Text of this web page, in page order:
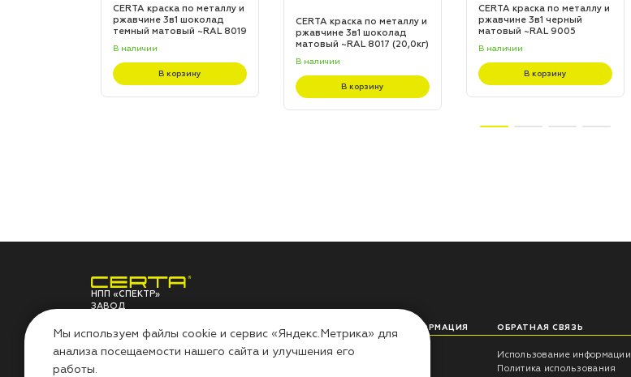
CERTA краска по металлу и
ржавчине 3в1 шоколад
темный матовый ~RAL 8019
В наличии
В корзину
CERTA краска по металлу и
ржавчине 3в1 шоколад
матовый ~RAL 8017 (20,0кг)
В наличии
В корзину
CERTA краска по металлу и
ржавчине 3в1 черный
матовый ~RAL 9005
В наличии
В корзину
НПП «СПЕКТР»
ЗАВОД
МАТЕРИАЛОВ
О ЗАВОДЕ
НПП «СПЕКТР»
ПОЛЕЗНАЯ ИНФОРМАЦИЯ
Советы технолога
ОБРАТНАЯ СВЯЗЬ
Использование информации
Политика использования
Мы используем файлы cookie и сервис «Яндекс.Метрика» для
анализа посещаемости нашего сайта и улучшения его
работы.